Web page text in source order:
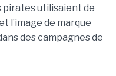
pirates utilisaient de
l’image de marque
des campagnes de